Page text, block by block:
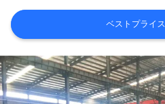
工
場
旅
行
ベストプライス